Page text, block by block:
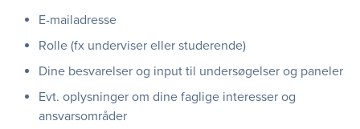
E-mailadresse
Rolle (fx underviser eller studerende)
Dine besvarelser og input til undersøgelser og paneler
Evt. oplysninger om dine faglige interesser og
ansvarsområder